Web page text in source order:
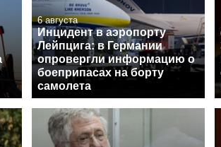
6 августа
Инцидент в аэропорту
Лейпцига: в Германии
опровергли информацию о
боеприпасах на борту
самолета